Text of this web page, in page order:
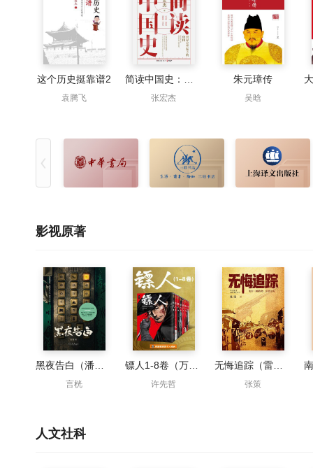
这个历史挺靠谱2
袁腾飞 张宏杰
朱元璋传
吴晗
影视原著
言桄 许先哲 张策
人文社科